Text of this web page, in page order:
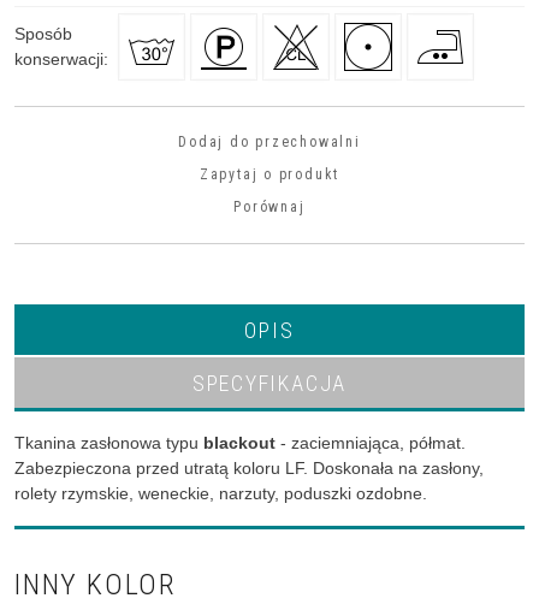
Sposób
konserwacji:
Dodaj do przechowalni
Zapytaj o produkt
Porównaj
OPIS
SPECYFIKACJA
Tkanina zasłonowa typu blackout - zaciemniająca, półmat.
Zabezpieczona przed utratą koloru LF. Doskonała na zasłony,
rolety rzymskie, weneckie, narzuty, poduszki ozdobne.
INNY KOLOR